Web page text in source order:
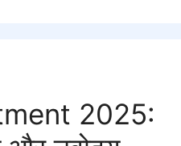
2025: